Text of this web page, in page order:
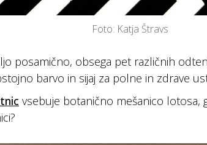
Foto: Katja Štravs
posamično, obsega pet različnih
barvo in sijaj za polne in zdrave
vsebuje botanično mešanico lotosa,